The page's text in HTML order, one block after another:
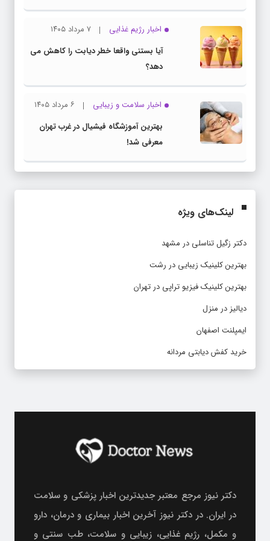
اخبار رژیم غذایی
۷ مرداد ۱۴۰۵
آیا بستنی واقعا خطر دیابت را کاهش می
دهد؟
اخبار سلامت و زیبایی
۶ مرداد ۱۴۰۵
بهترین آموزشگاه فیشیال در غرب تهران
معرفی شد!
لینک‌های ویژه
دکتر زگیل تناسلی در مشهد
بهترین کلینیک زیبایی در رشت
بهترین کلینیک فیزیو تراپی در تهران
دیالیز در منزل
ایمپلنت اصفهان
خرید کفش دیابتی مردانه
دکتر نیوز مرجع معتبر جدیدترین اخبار پزشکی و سلامت
در ایران. در دکتر نیوز آخرین اخبار بیماری و درمان، دارو
و مکمل، رژیم غذایی، زیبایی و سلامت، طب سنتی و